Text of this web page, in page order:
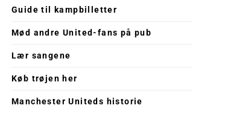
Guide til kampbilletter
Mød andre United-fans på pub
Lær sangene
Køb trøjen her
Manchester Uniteds historie